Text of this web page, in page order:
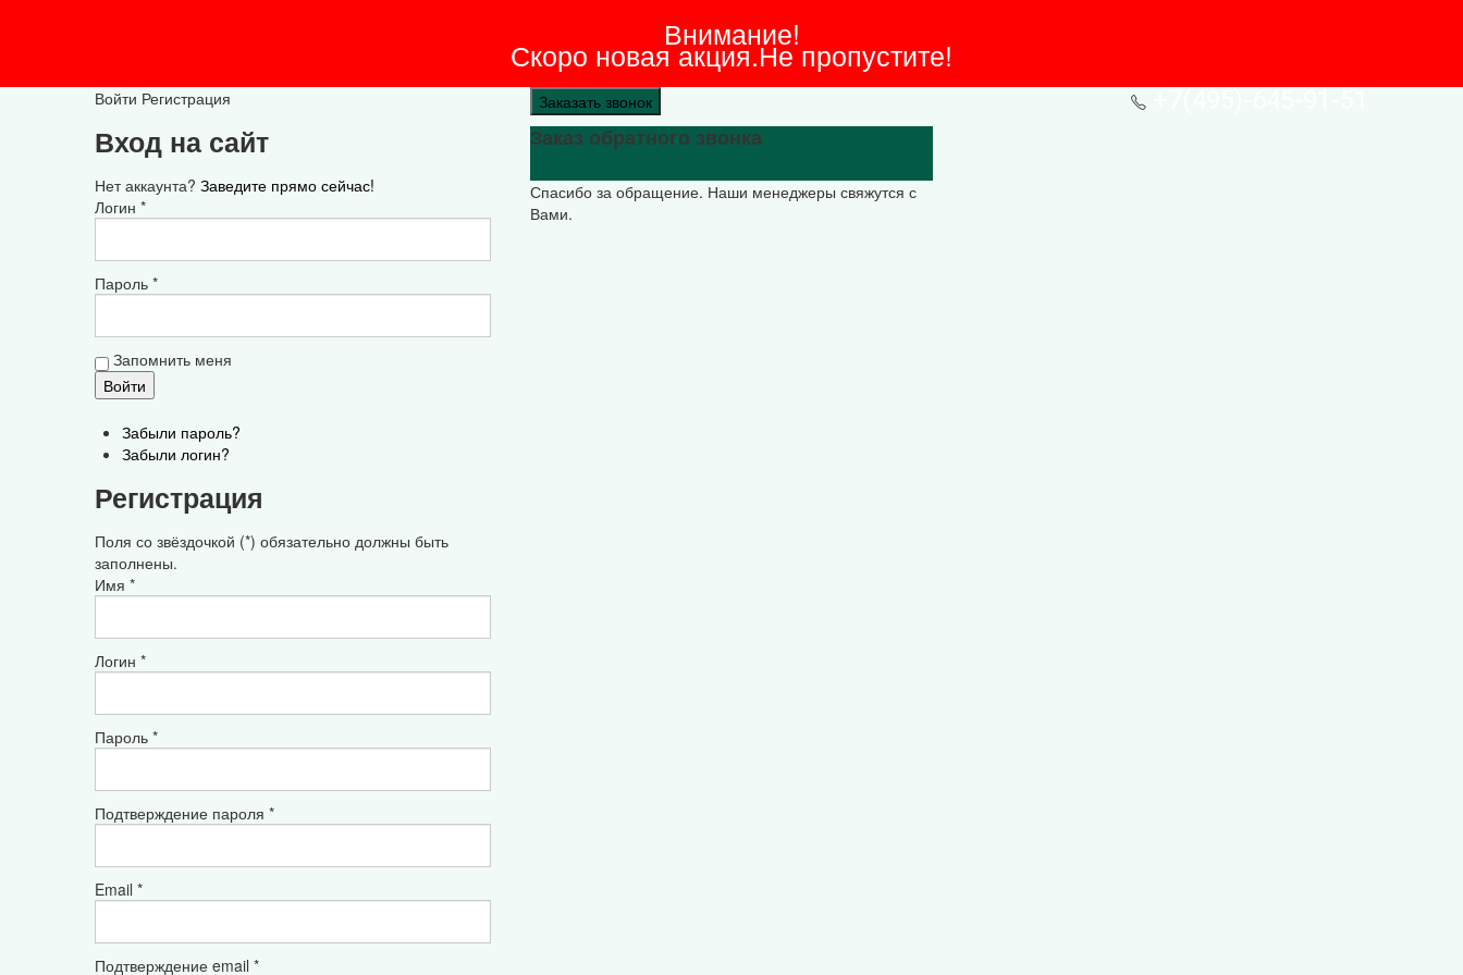
Внимание!
Скоро новая акция.Не пропустите!
Войти Регистрация
Вход на сайт
Нет аккаунта? Заведите прямо сейчас!
Логин *
Пароль *
Запомнить меня
Забыли пароль?
Забыли логин?
Регистрация
Поля со звёздочкой (*) обязательно должны быть
заполнены.
Имя *
Логин *
Пароль *
Подтверждение пароля *
Email *
Подтверждение email *
Заказать звонок
Заказ обратного звонка
Спасибо за обращение. Наши менеджеры свяжутся с
Вами.